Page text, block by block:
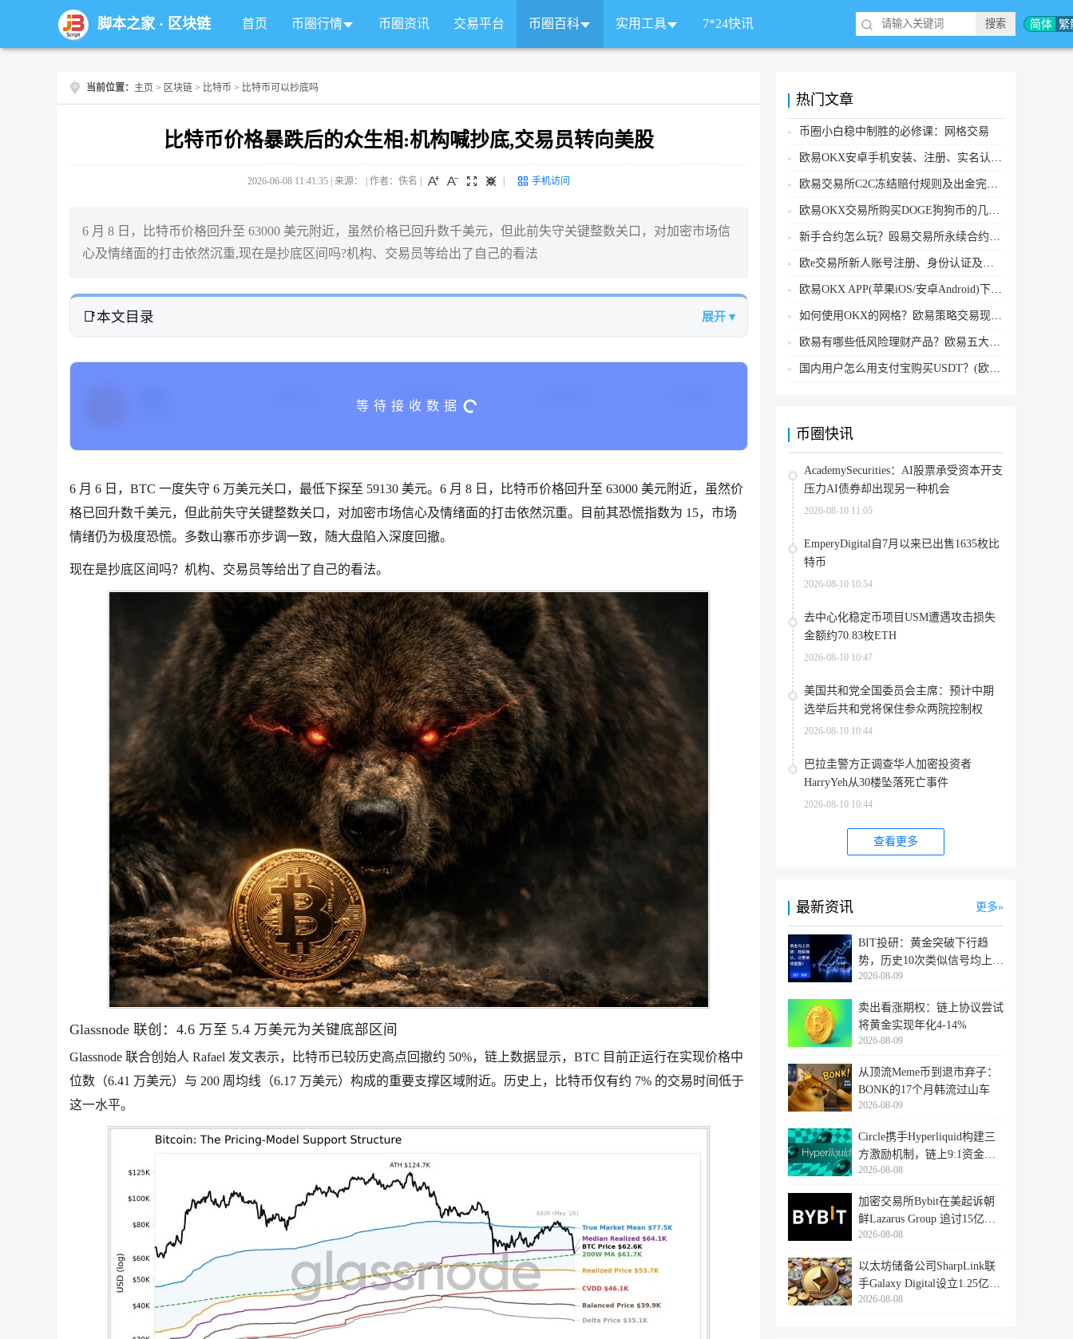
简体 繁
脚本之家· 区块链 首页 币圈行情 币圈资讯 交易平台 币圈百科 实用工具 7*24快讯
当前位置： 主页 > 区块链 > 比特币 > 比特币可以抄底吗
比特币价格暴跌后的众生相:机构喊抄底,交易员转向美股
2026-06-08 11:41:35 | 来源： | 作者：佚名 手机访问
6 月 8 日，比特币价格回升至 63000 美元附近，虽然价格已回升数千美元，但此前失守关键整数关口，对加密市场信
心及情绪面的打击依然沉重,现在是抄底区间吗?机构、交易员等给出了自己的看法
本文目录 展开 ▾
24H交易额($)
6 月 6 日，BTC 一度失守 6 万美元关口，最低下探至 59130 美元。6 月 8 日，比特币价格回升至 63000 美元附近，虽然价
格已回升数千美元，但此前失守关键整数关口，对加密市场信心及情绪面的打击依然沉重。目前其恐慌指数为 15，市场
情绪仍为极度恐慌。多数山寨币亦步调一致，随大盘陷入深度回撤。
现在是抄底区间吗？机构、交易员等给出了自己的看法。
Glassnode 联创：4.6 万至 5.4 万美元为关键底部区间
Glassnode 联合创始人 Rafael 发文表示，比特币已较历史高点回撤约 50%，链上数据显示，BTC 目前正运行在实现价格中
位数（6.41 万美元）与 200 周均线（6.17 万美元）构成的重要支撑区域附近。历史上，比特币仅有约 7% 的交易时间低于
这一水平。
热门文章
币圈小白稳中制胜的必修课：网格交易
欧易OKX安卓手机安装、注册、实名认证、买币转账新手实操教程
欧易交易所C2C冻结赔付规则及出金完整流程
欧易OKX交易所购买DOGE狗狗币的几个方式汇总
新手合约怎么玩？殴易交易所永续合约操作步骤教程(APP/Web端)
欧e交易所新人账号注册、身份认证及安全设置教程
欧易OKX APP(苹果iOS/安卓Android)下载图文教程
如何使用OKX的网格？欧易策略交易现货网格新手操作流程
欧易有哪些低风险理财产品？欧易五大低风险理财产品详细介绍
国内用户怎么用支付宝购买USDT？(欧易交易所为例)
币圈快讯
AcademySecurities：AI股票承受资本开支
压力AI债券却出现另一种机会
2026-08-10 11:05
EmperyDigital自7月以来已出售1635枚比
特币
2026-08-10 10:54
去中心化稳定币项目USM遭遇攻击损失
金额约70.83枚ETH
2026-08-10 10:47
美国共和党全国委员会主席：预计中期
选举后共和党将保住参众两院控制权
2026-08-10 10:44
巴拉圭警方正调查华人加密投资者
HarryYeh从30楼坠落死亡事件
2026-08-10 10:44
查看更多
最新资讯 更多
BIT投研：黄金突破下行趋
势，历史10次类似信号均上涨
意味着
2026-08-09
卖出看涨期权：链上协议尝试
将黄金实现年化4-14%
2026-08-09
从顶流Meme币到退市弃子：
BONK的17个月韩流过山车
2026-08-09
Circle携手Hyperliquid构建三
方激励机制，链上9:1资金归
属揭
2026-08-08
加密交易所Bybit在美起诉朝
鲜Lazarus Group 追讨15亿美
元被
2026-08-08
以太坊储备公司SharpLink联
手Galaxy Digital设立1.25亿美
元
2026-08-08